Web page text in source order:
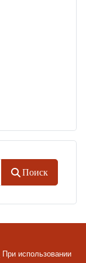
Поиск
При использовании